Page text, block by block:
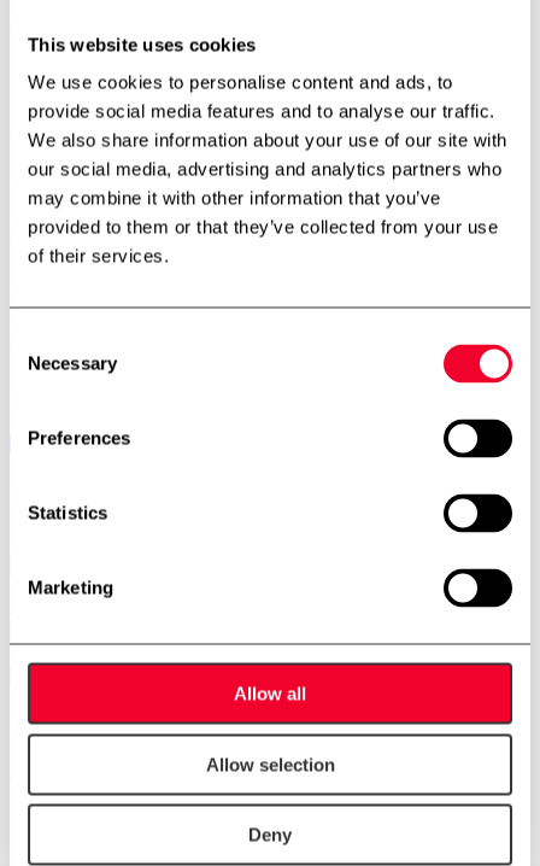
This website uses cookies
We use cookies to personalise content and ads, to
provide social media features and to analyse our traffic.
We also share information about your use of our site with
our social media, advertising and analytics partners who
may combine it with other information that you’ve
provided to them or that they’ve collected from your use
of their services.
Selection
Necessary
Preferences
Statistics
Marketing
Allow all
Allow selection
Deny
Norge – Afdeling
FH Scandinox Norge AS
Doneheia 127, 4516 Mandal
Telefon:+47 4885 4699
Aarhus – Afdeling
Hjaltevej 2, Skovby
8464 Galten
Telefon:+45 7534 3434
Porsvej 2
Menu
Forside